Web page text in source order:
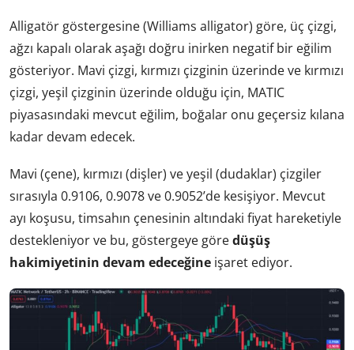
Alligatör göstergesine (Williams alligator) göre, üç çizgi,
ağzı kapalı olarak aşağı doğru inirken negatif bir eğilim
gösteriyor. Mavi çizgi, kırmızı çizginin üzerinde ve kırmızı
çizgi, yeşil çizginin üzerinde olduğu için, MATIC
piyasasındaki mevcut eğilim, boğalar onu geçersiz kılana
kadar devam edecek.
Mavi (çene), kırmızı (dişler) ve yeşil (dudaklar) çizgiler
sırasıyla 0.9106, 0.9078 ve 0.9052’de kesişiyor. Mevcut
ayı koşusu, timsahın çenesinin altındaki fiyat hareketiyle
destekleniyor ve bu, göstergeye göredüşüş
hakimiyetinin devam edeceğine işaret ediyor.